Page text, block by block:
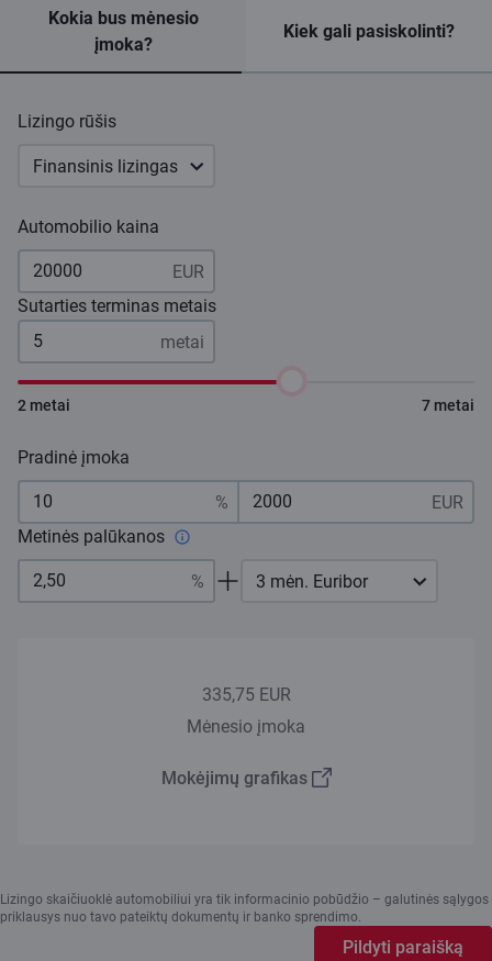
Kokia bus mėnesio
įmoka?
Kiek gali pasiskolinti?
Lizingo rūšis
Finansinis lizingas
Automobilio kaina
Sutarties terminas metais
2 metai 7 metai
Pradinė įmoka
Metinės palūkanos
3 mėn. Euribor
335,75 EUR
Mėnesio įmoka
Mokėjimų grafikas
Lizingo skaičiuoklė automobiliui yra tik informacinio pobūdžio – galutinės sąlygos
priklausys nuo tavo pateiktų dokumentų ir banko sprendimo.
Pildyti paraišką